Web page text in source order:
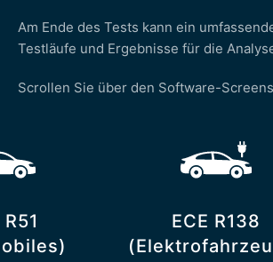
Am Ende des Tests kann ein
Testläufe und Ergebnisse für die
Scrollen Sie über den Software-
ECE R138